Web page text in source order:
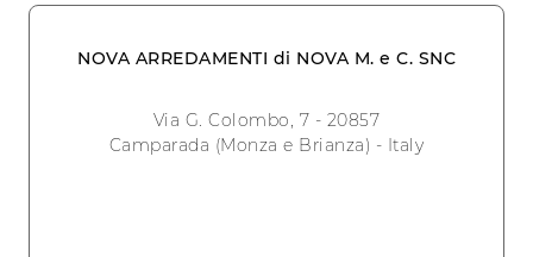
NOVA ARREDAMENTI di NOVA M. e C. SNC
Via G. Colombo, 7 - 20857
Camparada (Monza e Brianza) - Italy